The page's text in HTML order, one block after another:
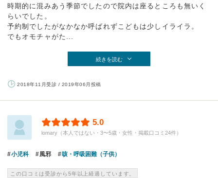
時期的に混みあう季節でしたので院内は座るところも無いく
らいでした。
予約制でしたがなかなか呼ばれずこどもは少しイライラ。
でもオモチャがた...
続きを読む
2018年11月受診 / 2019年06月投稿
5.0
lomary（本人ではない・3〜5歳・女性・掲載口コミ24件）
小児科 風邪 咳・呼吸困難（子供）
この口コミは受診から5年以上経過しています。